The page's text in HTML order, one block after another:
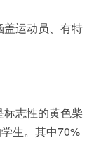
运动员、有特
志性的黄色柴
生。其中70%